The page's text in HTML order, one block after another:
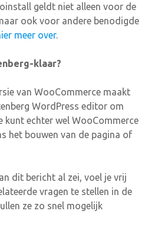
geldt niet alleen voor de
ook voor andere benodigde
meer over.
klaar?
van WooCommerce maakt
WordPress editor om
kunt echter wel WooCommerce
het bouwen van de pagina of
dit bericht al zei, voel je vrij
vragen te stellen in de
ze zo snel mogelijk